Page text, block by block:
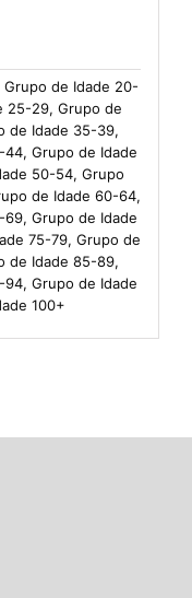
de Idade 20-
25-29, Grupo de
de Idade 35-39,
Grupo de Idade
50-54, Grupo
de Idade 60-64,
Grupo de Idade
75-79, Grupo de
de Idade 85-89,
Grupo de Idade
100+